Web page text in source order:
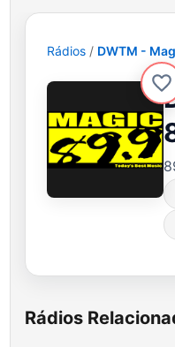
Rádios DWTM -
Rádios